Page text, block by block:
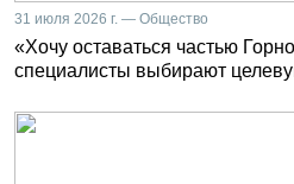
31 июля 2026 г. — Общество
«Хочу оставаться частью
специалисты выбирают